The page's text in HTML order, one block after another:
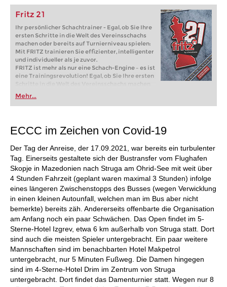
Fritz 21
Ihr persönlicher Schachtrainer - Egal, ob Sie Ihre
ersten Schritte in die Welt des Vereinsschachs
machen oder bereits auf Turnierniveau spielen:
Mit FRITZ trainieren Sie effizienter, intelligenter
und individueller als je zuvor.
FRITZ ist mehr als nur eine Schach-Engine – es ist
eine Trainingsrevolution! Egal, ob Sie Ihre ersten
Schritte in die Welt des Vereinsschachs machen
oder bereits auf Turnierniveau spielen: Mit
FRITZ trainieren Sie effizienter, intelligenter und
individueller als je zuvor.
Mehr...
ECCC im Zeichen von Covid-19
Der Tag der Anreise, der 17.09.2021, war bereits ein turbulenter
Tag. Einerseits gestaltete sich der Bustransfer vom Flughafen
Skopje in Mazedonien nach Struga am Ohrid-See mit weit über
4 Stunden Fahrzeit (geplant waren maximal 3 Stunden) infolge
eines längeren Zwischenstopps des Busses (wegen Verwicklung
in einen kleinen Autounfall, welchen man im Bus aber nicht
bemerkte) bereits zäh. Andererseits offenbarte die Organisation
am Anfang noch ein paar Schwächen. Das Open findet im 5-
Sterne-Hotel Izgrev, etwa 6 km außerhalb von Struga statt. Dort
sind auch die meisten Spieler untergebracht. Ein paar weitere
Mannschaften sind im benachbarten Hotel Makpetrol
untergebracht, nur 5 Minuten Fußweg. Die Damen hingegen
sind im 4-Sterne-Hotel Drim im Zentrum von Struga
untergebracht. Dort findet das Damenturnier statt. Wegen nur 8